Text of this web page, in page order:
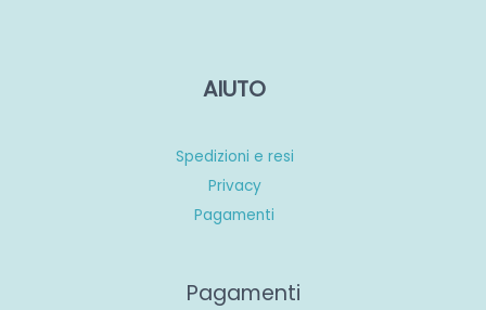
AIUTO
Spedizioni e resi
Privacy
Pagamenti
Pagamenti